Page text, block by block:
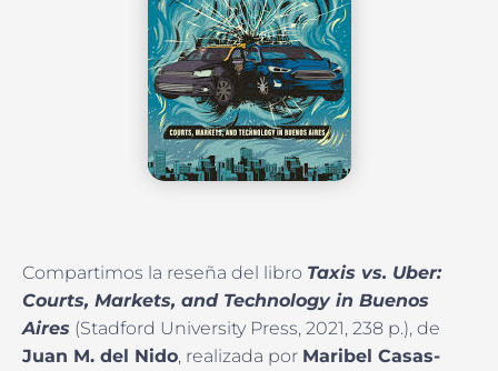
Compartimos la reseña del libro Taxis vs. Uber:
Courts, Markets, and Technology in Buenos
Aires (Stadford University Press, 2021, 238 p.), de
Juan M. del Nido, realizada por Maribel Casas-